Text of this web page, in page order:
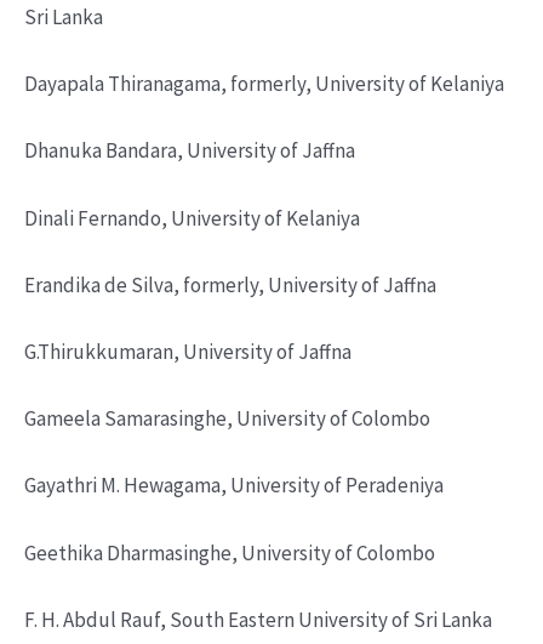
Sri Lanka
Dayapala Thiranagama, formerly, University of Kelaniya
Dhanuka Bandara, University of Jaffna
Dinali Fernando, University of Kelaniya
Erandika de Silva, formerly, University of Jaffna
G.Thirukkumaran, University of Jaffna
Gameela Samarasinghe, University of Colombo
Gayathri M. Hewagama, University of Peradeniya
Geethika Dharmasinghe, University of Colombo
F. H. Abdul Rauf, South Eastern University of Sri Lanka